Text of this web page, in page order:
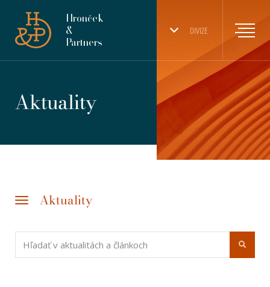
DIVIZE
Hronček
&
Partners
Aktuality
Aktuality